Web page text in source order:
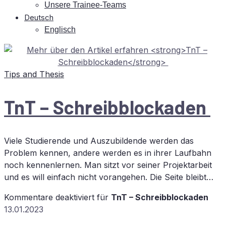
Un­se­re Trainee-Teams
Deutsch
Eng­lisch
Tips and Thesis
TnT – Schreib­blo­cka­den
Viele Studierende und Auszubildende werden das
Problem kennen, andere werden es in ihrer Laufbahn
noch kennenlernen. Man sitzt vor seiner Projektarbeit
und es will einfach nicht vorangehen. Die Seite bleibt…
Kommentare deaktiviert für TnT – Schreib­blo­cka­den
13.01.2023